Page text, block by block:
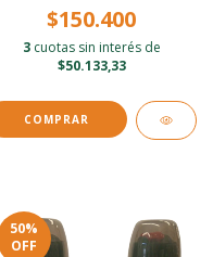
$150.400
3 cuotas sin interés de
$50.133,33
50%
OFF